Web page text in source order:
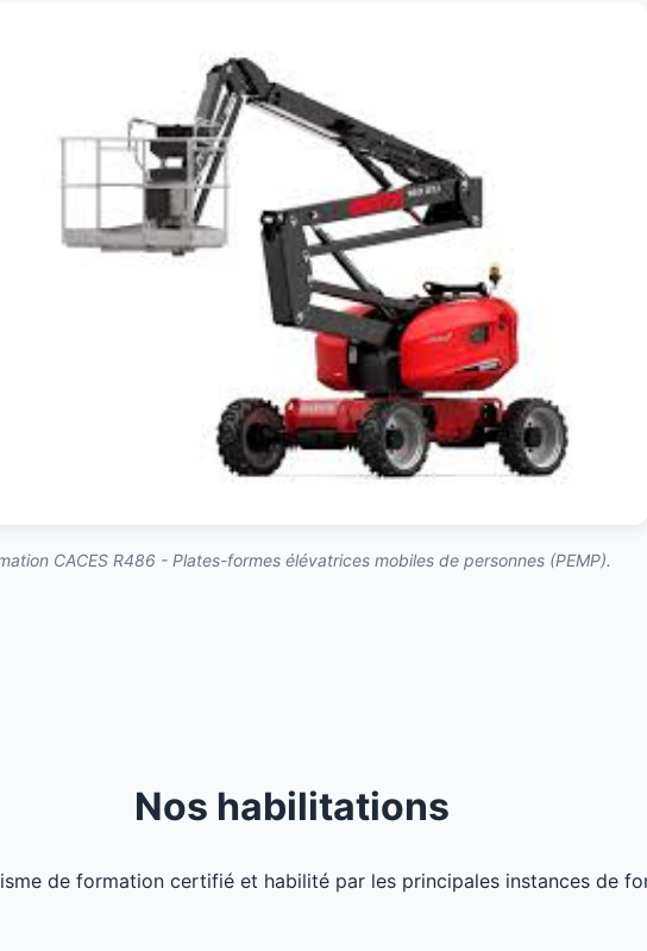
CACES R486 - Plates-formes élévatrices mobiles de personnes (PEMP).
Nos habilitations
de formation certifié et habilité par les principales instances de